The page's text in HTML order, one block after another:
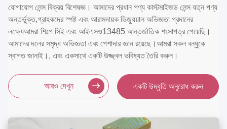
যোগাযোগ লেন্স বিক্রয় বিশেষজ্ঞ। আমাদের প্রধান পণ্য কাস্টমাইজড লেন্স যত্ন পণ্য
অন্তর্ভুক্ত,গ্রাহকদের স্পষ্ট এবং আরামদায়ক ভিজ্যুয়াল অভিজ্ঞতা প্রদানের
লক্ষ্যেআমরা শিল্পে সিই এবং আইএসও13485 আন্তর্জাতিক শংসাপত্র পেয়েছি।
আমাদের দলের সমৃদ্ধ অভিজ্ঞতা এবং পেশাদার জ্ঞান রয়েছে।আমরা সকল বন্ধুকে
স্বাগত জানাই।, এবং একসাথে একটি উজ্জ্বল ভবিষ্যত তৈরি করুন।
আরও দেখুন একটি উদ্ধৃতি অনুরোধ করুন